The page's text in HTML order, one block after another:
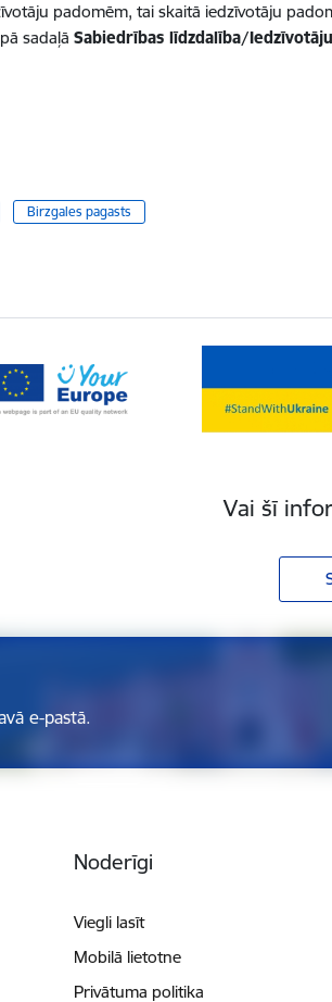
padomēm, tai skaitā iedzīvotāju
sadaļā Sabiedrības līdzdalība/
Birzgales pagasts
Vai šī
e-pastā.
Noderīgi
Viegli lasīt
Mobilā lietotne
Privātuma politika